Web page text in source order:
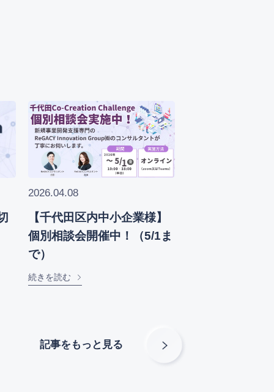
2026.04.08
【千代田区内中小企業様】
個別相談会開催中！（5/1ま
で）
続きを読む
記事をもっと見る